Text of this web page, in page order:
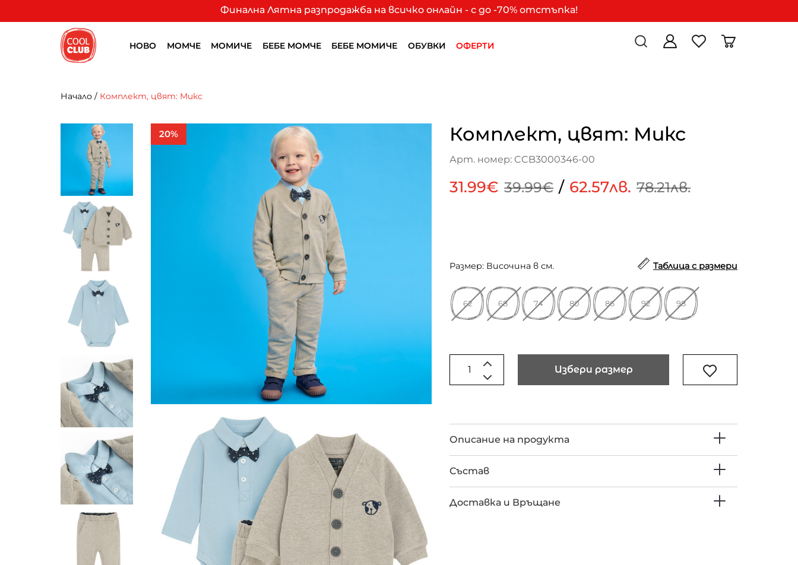
Финална Лятна разпродажба на всичко онлайн - с до -70% отстъпка!
НОВО МОМЧЕ МОМИЧЕ БЕБЕ МОМЧЕ БЕБЕ МОМИЧЕ ОБУВКИ ОФЕРТИ
Начало / Комплект, цвят: Микс
20% Комплект, цвят: Микс
Арт. номер: CCB3000346-00
31.99€ 39.99€ / 62.57лв. 78.21лв.
Размер: Височина в см. Таблица с размери
62 68 74 80 86 92 98
Избери размер
Описание на продукта
Състав
Доставка и Връщане